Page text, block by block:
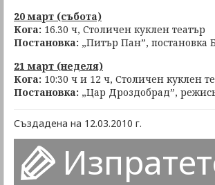
20 март (събота)
Кога: 16.30 ч, Столичен куклен театър
Постановка: „Питър Пан”, постановка
21 март (неделя)
Кога: 10:30 ч и 12 ч, Столичен куклен
Постановка: „Цар Дроздобрад”,
Създадена на 12.03.2010 г.